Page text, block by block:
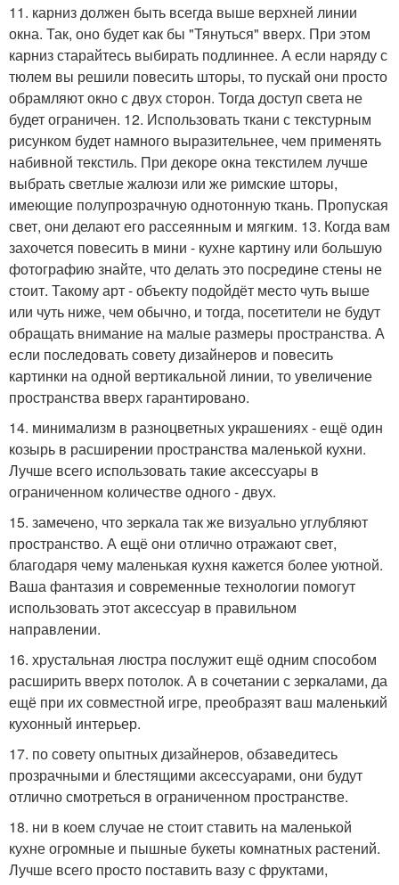
11. карниз должен быть всегда выше верхней линии
окна. Так, оно будет как бы "Тянуться" вверх. При этом
карниз старайтесь выбирать подлиннее. А если наряду с
тюлем вы решили повесить шторы, то пускай они просто
обрамляют окно с двух сторон. Тогда доступ света не
будет ограничен. 12. Использовать ткани с текстурным
рисунком будет намного выразительнее, чем применять
набивной текстиль. При декоре окна текстилем лучше
выбрать светлые жалюзи или же римские шторы,
имеющие полупрозрачную однотонную ткань. Пропуская
свет, они делают его рассеянным и мягким. 13. Когда вам
захочется повесить в мини - кухне картину или большую
фотографию знайте, что делать это посредине стены не
стоит. Такому арт - объекту подойдёт место чуть выше
или чуть ниже, чем обычно, и тогда, посетители не будут
обращать внимание на малые размеры пространства. А
если последовать совету дизайнеров и повесить
картинки на одной вертикальной линии, то увеличение
пространства вверх гарантировано.
14. минимализм в разноцветных украшениях - ещё один
козырь в расширении пространства маленькой кухни.
Лучше всего использовать такие аксессуары в
ограниченном количестве одного - двух.
15. замечено, что зеркала так же визуально углубляют
пространство. А ещё они отлично отражают свет,
благодаря чему маленькая кухня кажется более уютной.
Ваша фантазия и современные технологии помогут
использовать этот аксессуар в правильном
направлении.
16. хрустальная люстра послужит ещё одним способом
расширить вверх потолок. А в сочетании с зеркалами, да
ещё при их совместной игре, преобразят ваш маленький
кухонный интерьер.
17. по совету опытных дизайнеров, обзаведитесь
прозрачными и блестящими аксессуарами, они будут
отлично смотреться в ограниченном пространстве.
18. ни в коем случае не стоит ставить на маленькой
кухне огромные и пышные букеты комнатных растений.
Лучше всего просто поставить вазу с фруктами,